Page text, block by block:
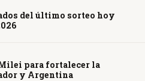
del último sorteo hoy
para fortalecer la
y Argentina